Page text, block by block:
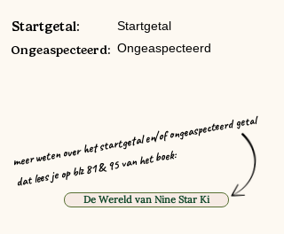
Startgetal: Startgetal
Ongeaspecteerd: Ongeaspecteerd
meer weten over het startgetal en/of ongeaspecteerd getal
dat lees je op blz 81 & 95 van het boek:
De Wereld van Nine Star Ki